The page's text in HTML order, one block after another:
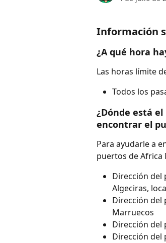
Información
¿A qué hora
Las horas límite
Todos los
¿Dónde está
encontrar el
Para ayudarle a
puertos de Africa
Dirección del
Algeciras,
Dirección del
Marruecos
Dirección del
Dirección del